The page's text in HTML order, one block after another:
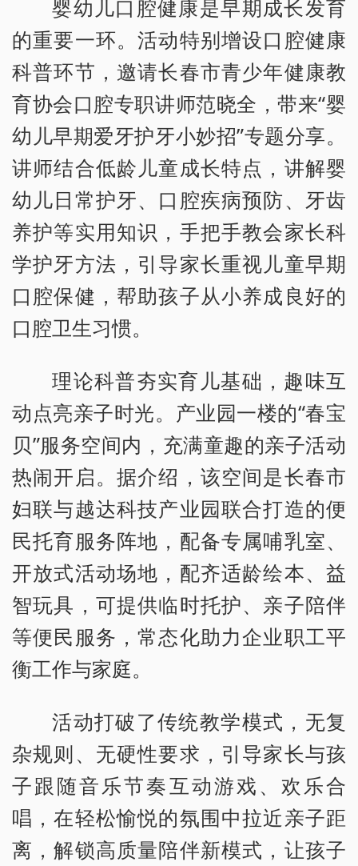
婴幼儿口腔健康是早期成长发育
的重要一环。活动特别增设口腔健康
科普环节，邀请长春市青少年健康教
育协会口腔专职讲师范晓全，带来“婴
幼儿早期爱牙护牙小妙招”专题分享。
讲师结合低龄儿童成长特点，讲解婴
幼儿日常护牙、口腔疾病预防、牙齿
养护等实用知识，手把手教会家长科
学护牙方法，引导家长重视儿童早期
口腔保健，帮助孩子从小养成良好的
口腔卫生习惯。
理论科普夯实育儿基础，趣味互
动点亮亲子时光。产业园一楼的“春宝
贝”服务空间内，充满童趣的亲子活动
热闹开启。据介绍，该空间是长春市
妇联与越达科技产业园联合打造的便
民托育服务阵地，配备专属哺乳室、
开放式活动场地，配齐适龄绘本、益
智玩具，可提供临时托护、亲子陪伴
等便民服务，常态化助力企业职工平
衡工作与家庭。
活动打破了传统教学模式，无复
杂规则、无硬性要求，引导家长与孩
子跟随音乐节奏互动游戏、欢乐合
唱，在轻松愉悦的氛围中拉近亲子距
离，解锁高质量陪伴新模式，让孩子